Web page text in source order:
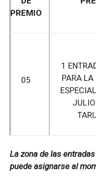
PREMIO
05
1
PARA LA
La zona de las
puede asignarse al